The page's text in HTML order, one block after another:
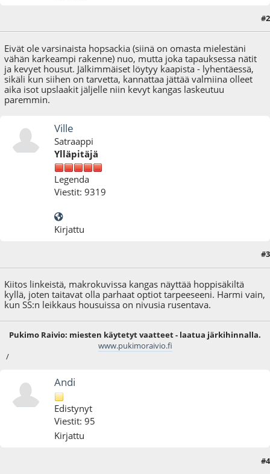
#2
Eivät ole varsinaista hopsackia (siinä on omasta mielestäni
vähän karkeampi rakenne) nuo, mutta joka tapauksessa nätit
ja kevyet housut. Jälkimmäiset löytyy kaapista - lyhentäessä,
sikäli kun siihen on tarvetta, kannattaa jättää valmiina olleet
aika isot upslaakit jäljelle niin kevyt kangas laskeutuu
paremmin.
Ville
Satraappi
Ylläpitäjä
Legenda
Viestit: 9319
Kirjattu
#3
Kiitos linkeistä, makrokuvissa kangas näyttää hoppisäkiltä
kyllä, joten taitavat olla parhaat optiot tarpeeseeni. Harmi vain,
kun SS:n leikkaus housuissa on nivusia rusentava.
Pukimo Raivio: miesten käytetyt vaatteet - laatua järkihinnalla.
www.pukimoraivio.fi
/
Andi
Edistynyt
Viestit: 95
Kirjattu
#4